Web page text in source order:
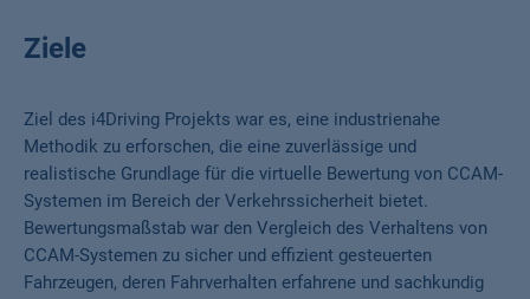
Ziele
Ziel des i4Driving Projekts war es, eine industrienahe
Methodik zu erforschen, die eine zuverlässige und
realistische Grundlage für die virtuelle Bewertung von CCAM-
Systemen im Bereich der Verkehrssicherheit bietet.
Bewertungsmaßstab war den Vergleich des Verhaltens von
CCAM-Systemen zu sicher und effizient gesteuerten
Fahrzeugen, deren Fahrverhalten erfahrene und sachkundig